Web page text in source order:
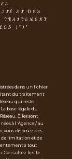
ET DES
(*)*
dans un fichier
du traitement
qui reste
base légale du
Elles sont
à l'Agence / au
vous disposez des
de limitation et de
à tout
Consultez le site